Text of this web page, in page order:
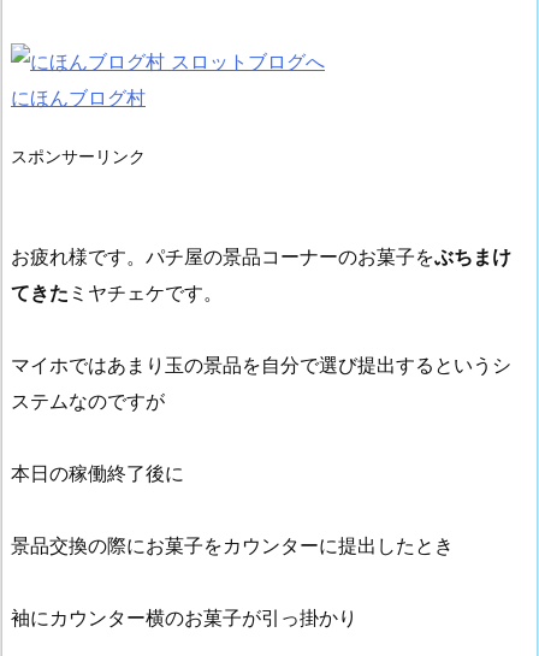
にほんブログ村
スポンサーリンク
お疲れ様です。パチ屋の景品コーナーのお菓子をぶちまけ
てきた ミヤチェケです。
マイホではあまり玉の景品を自分で選び提出するというシ
ステムなのですが
本日の稼働終了後に
景品交換の際にお菓子をカウンターに提出したとき
袖にカウンター横のお菓子が引っ掛かり